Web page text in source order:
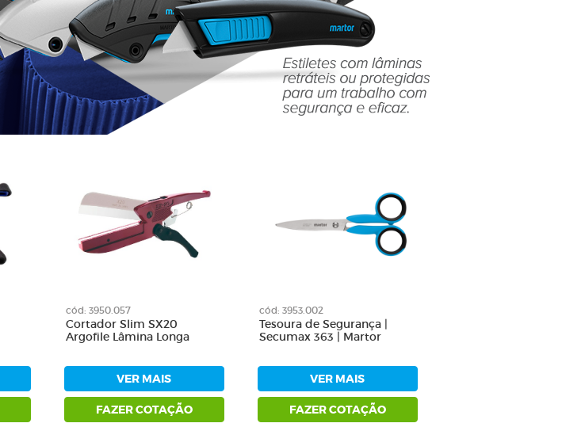
Roda 100 x 50
Roda 115 x 20
Roda 250 x 100
Roda 250 x 50
Roda 250 x 70
Rodas de Lixa
Suporte para Lixas Cinta
Suportes
cód: 3950.057
Cortador Slim SX20
Argofile Lâmina Longa
VER MAIS
FAZER COTAÇÃO
cód: 3953.002
Tesoura de Segurança |
Secumax 363 | Martor
VER MAIS
FAZER COTAÇÃO